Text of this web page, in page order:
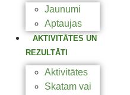
Jaunumi
Aptaujas
AKTIVITĀTES UN
REZULTĀTI
Aktivitātes
Skatam vai